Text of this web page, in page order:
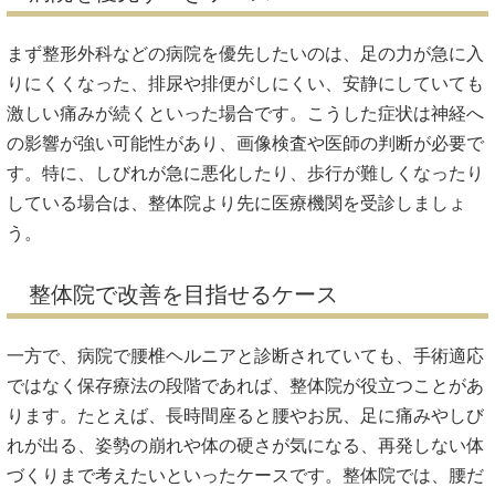
まず整形外科などの病院を優先したいのは、足の力が急に入
りにくくなった、排尿や排便がしにくい、安静にしていても
激しい痛みが続くといった場合です。こうした症状は神経へ
の影響が強い可能性があり、画像検査や医師の判断が必要で
す。特に、しびれが急に悪化したり、歩行が難しくなったり
している場合は、整体院より先に医療機関を受診しましょ
う。
整体院で改善を目指せるケース
一方で、病院で腰椎ヘルニアと診断されていても、手術適応
ではなく保存療法の段階であれば、整体院が役立つことがあ
ります。たとえば、長時間座ると腰やお尻、足に痛みやしび
れが出る、姿勢の崩れや体の硬さが気になる、再発しない体
づくりまで考えたいといったケースです。整体院では、腰だ